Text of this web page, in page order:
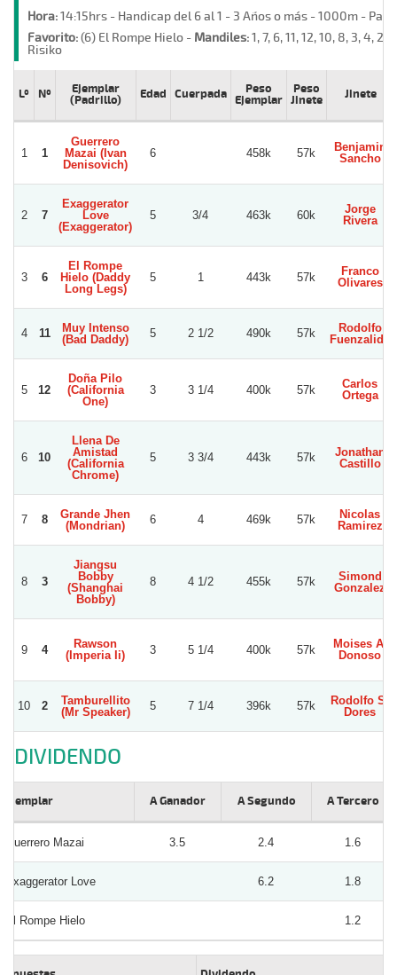
Hora:14:15hrs - Handicap del 6 al 1 - 3 Años o más - 1000m -
Favorito:(6) El Rompe Hielo - Mandiles:1, 7, 6, 11, 12, 10, 8, 3, 4, 2 -
Risiko
Lº Nº
Ejemplar
(Padrillo)
Edad Cuerpada
Peso
Ejemplar
Peso
Jinete
Jinete
1 1
Guerrero
Mazai (Ivan
Denisovich)
6 458k 57k
Benjamin
Sancho
2 7
Exaggerator
Love
(Exaggerator)
5 3/4 463k 60k
Jorge
Rivera
3 6
El Rompe
Hielo (Daddy
Long Legs)
5 1 443k 57k
Franco
Olivares
4 11
Muy Intenso
(Bad Daddy)
5 2 1/2 490k 57k
Rodolfo
Fuenzalida
5 12
Doña Pilo
(California
One)
3 3 1/4 400k 57k
Carlos
Ortega
6 10
Llena De
Amistad
(California
Chrome)
5 3 3/4 443k 57k
Jonathan
Castillo
7 8
Grande Jhen
(Mondrian)
6 4 469k 57k
Nicolas
Ramirez
8 3
Jiangsu
Bobby
(Shanghai
Bobby)
8 4 1/2 455k 57k
Simond
Gonzalez
9 4
Rawson
(Imperia Ii)
3 5 1/4 400k 57k
Moises A.
Donoso
10 2
Tamburellito
(Mr Speaker)
5 7 1/4 396k 57k
Rodolfo S.
Dores
DIVIDENDO
Ejemplar A Ganador A Segundo A Tercero
Guerrero Mazai 3.5 2.4 1.6
Exaggerator Love 6.2 1.8
El Rompe Hielo 1.2